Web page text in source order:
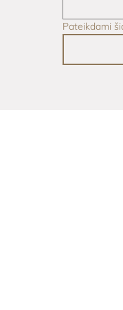
Pateikdami